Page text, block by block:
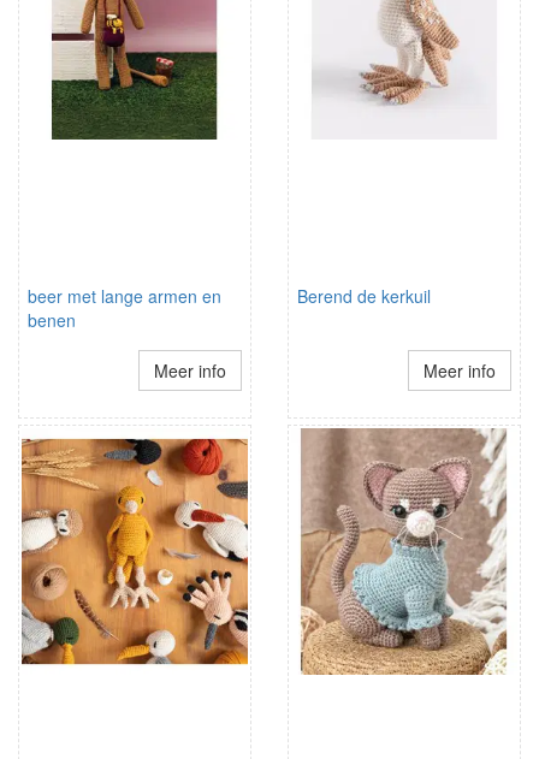
beer met lange armen en
benen
Meer info
Berend de kerkuil
Meer info